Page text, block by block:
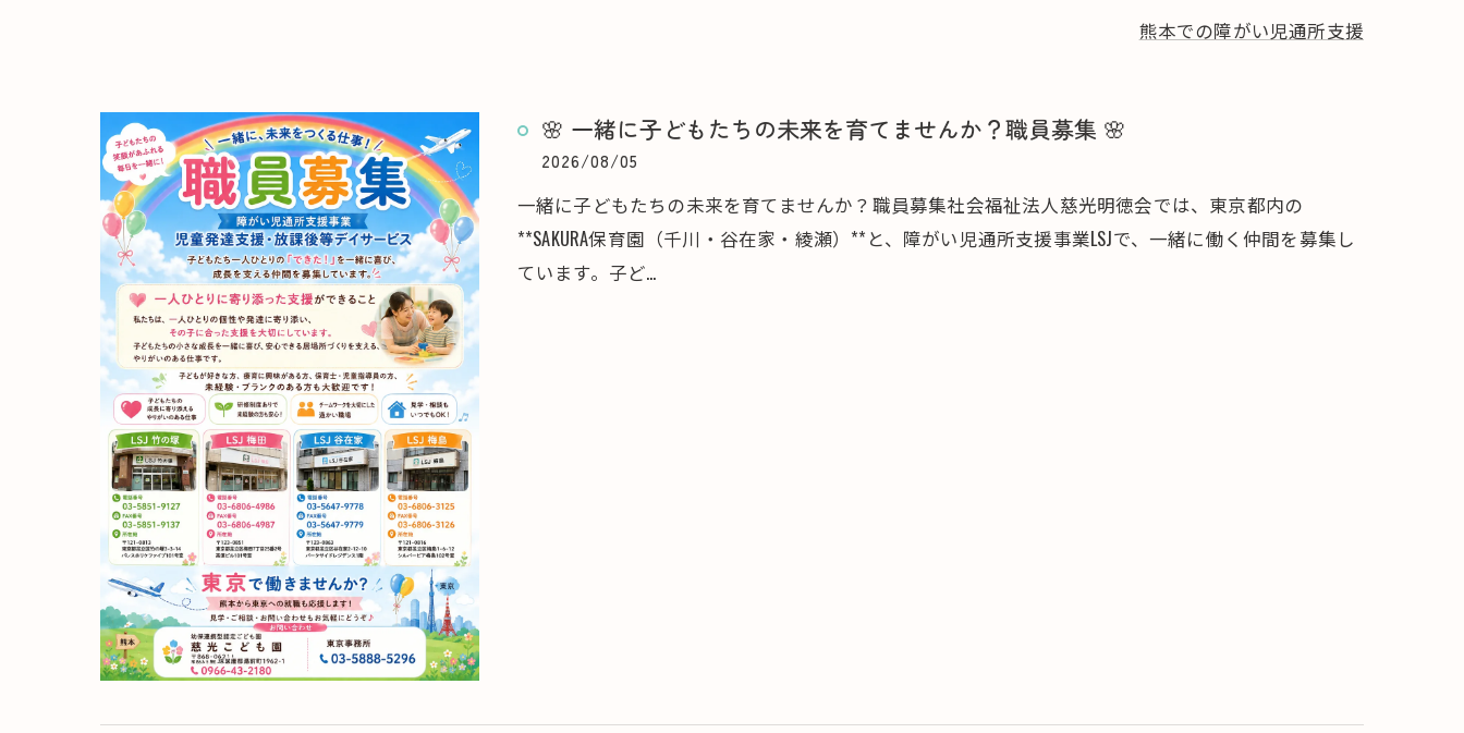
熊本での障がい児通所支援
🌸 一緒に子どもたちの未来を育てませんか？職員募集 🌸
2026/08/05
一緒に子どもたちの未来を育てませんか？職員募集社会福祉法人慈光明徳会では、東京都内の
**SAKURA保育園（千川・谷在家・綾瀬）**と、障がい児通所支援事業LSJで、一緒に働く仲間を募集し
ています。子ど…